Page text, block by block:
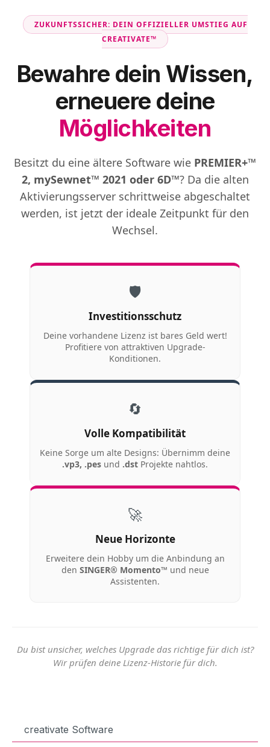
ZUKUNFTSSICHER: DEIN OFFIZIELLER UMSTIEG AUF
CREATIVATE™
Bewahre dein Wissen,
erneuere deine
Möglichkeiten
Besitzt du eine ältere Software wie PREMIER+™
2, mySewnet™ 2021 oder 6D™? Da die alten
Aktivierungsserver schrittweise abgeschaltet
werden, ist jetzt der ideale Zeitpunkt für den
Wechsel.
🛡️
Investitionsschutz
Deine vorhandene Lizenz ist bares Geld wert!
Profitiere von attraktiven Upgrade-
Konditionen.
🔄
Volle Kompatibilität
Keine Sorge um alte Designs: Übernimm deine
.vp3, .pes und .dst Projekte nahtlos.
🚀
Neue Horizonte
Erweitere dein Hobby um die Anbindung an
den SINGER® Momento™ und neue
Assistenten.
Du bist unsicher, welches Upgrade das richtige für dich ist?
Wir prüfen deine Lizenz-Historie für dich.
creativate Software